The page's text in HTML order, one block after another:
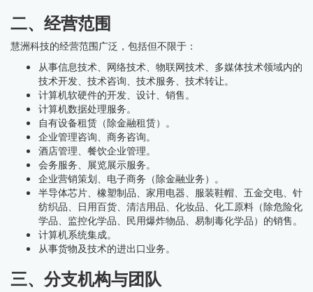
二、经营范围
慧洲科技的经营范围广泛，包括但不限于：
从事信息技术、网络技术、物联网技术、多媒体技术领域内的
技术开发、技术咨询、技术服务、技术转让。
计算机软硬件的开发、设计、销售。
计算机数据处理服务。
自有设备租赁（除金融租赁）。
企业管理咨询、商务咨询。
酒店管理、餐饮企业管理。
会务服务、展览展示服务。
企业营销策划、电子商务（除金融业务）。
半导体芯片、橡塑制品、家用电器、服装鞋帽、五金交电、针
纺织品、日用百货、清洁用品、化妆品、化工原料（除危险化
学品、监控化学品、民用爆炸物品、易制毒化学品）的销售。
计算机系统集成。
从事货物及技术的进出口业务。
三、分支机构与团队